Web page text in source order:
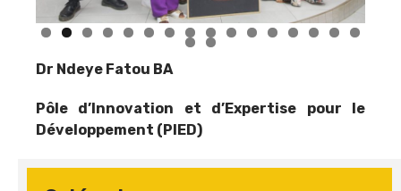
Dr Ndeye Fatou BA
Pôle d’Innovation et d’Expertise pour le
Développement (PIED)